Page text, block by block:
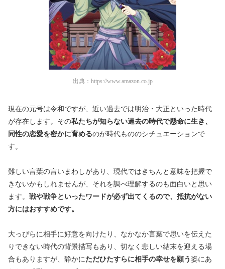
出典： https://www.amazon.co.jp
現在の元号は令和ですが、近い過去では明治・大正といった時代
が存在します。その私たちが知らない過去の時代で懸命に生き、
同性の恋愛を密かに育めるのが時代もののシチュエーションで
す。
難しい言葉の言いまわしがあり、現代ではきちんと意味を把握で
きないかもしれませんが、それを調べ理解するのも面白いと思い
ます。 戦や戦争といったワードが必ず出てくるので、抵抗がない
方にはおすすめです。
大っぴらに相手に好意を向けたり、なかなか言葉で思いを伝えた
りできない時代の背景描写もあり、切なく悲しい結末を迎える場
合もありますが、静かにただひたすらに相手の幸せを願う 姿にあ